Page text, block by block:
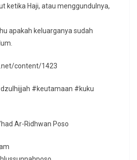
ketika Haji, atau menggundulnya,
apakah keluarganya sudah
content/1423
#keutamaan #kuku
Ar-Ridhwan Poso